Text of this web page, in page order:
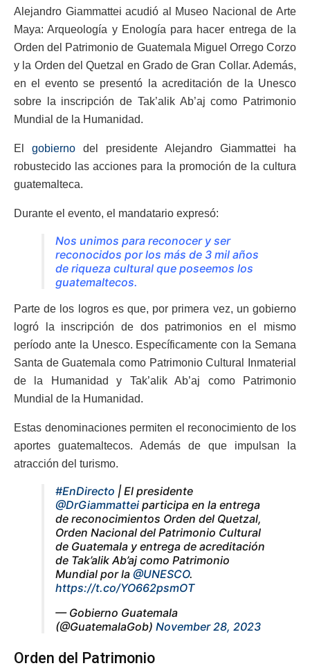
Alejandro Giammattei acudió al Museo Nacional de Arte
Maya: Arqueología y Enología para hacer entrega de la
Orden del Patrimonio de Guatemala Miguel Orrego Corzo
y la Orden del Quetzal en Grado de Gran Collar. Además,
en el evento se presentó la acreditación de la Unesco
sobre la inscripción de Tak’alik Ab’aj como Patrimonio
Mundial de la Humanidad.
El gobierno del presidente Alejandro Giammattei ha
robustecido las acciones para la promoción de la cultura
guatemalteca.
Durante el evento, el mandatario expresó:
Nos unimos para reconocer y ser
reconocidos por los más de 3 mil años
de riqueza cultural que poseemos los
guatemaltecos.
Parte de los logros es que, por primera vez, un gobierno
logró la inscripción de dos patrimonios en el mismo
período ante la Unesco. Específicamente con la Semana
Santa de Guatemala como Patrimonio Cultural Inmaterial
de la Humanidad y Tak’alik Ab’aj como Patrimonio
Mundial de la Humanidad.
Estas denominaciones permiten el reconocimiento de los
aportes guatemaltecos. Además de que impulsan la
atracción del turismo.
#EnDirecto | El presidente
@DrGiammattei participa en la entrega
de reconocimientos Orden del Quetzal,
Orden Nacional del Patrimonio Cultural
de Guatemala y entrega de acreditación
de Tak’alik Ab’aj como Patrimonio
Mundial por la @UNESCO.
https://t.co/YO662psmOT
— Gobierno Guatemala
(@GuatemalaGob) November 28, 2023
Orden del Patrimonio